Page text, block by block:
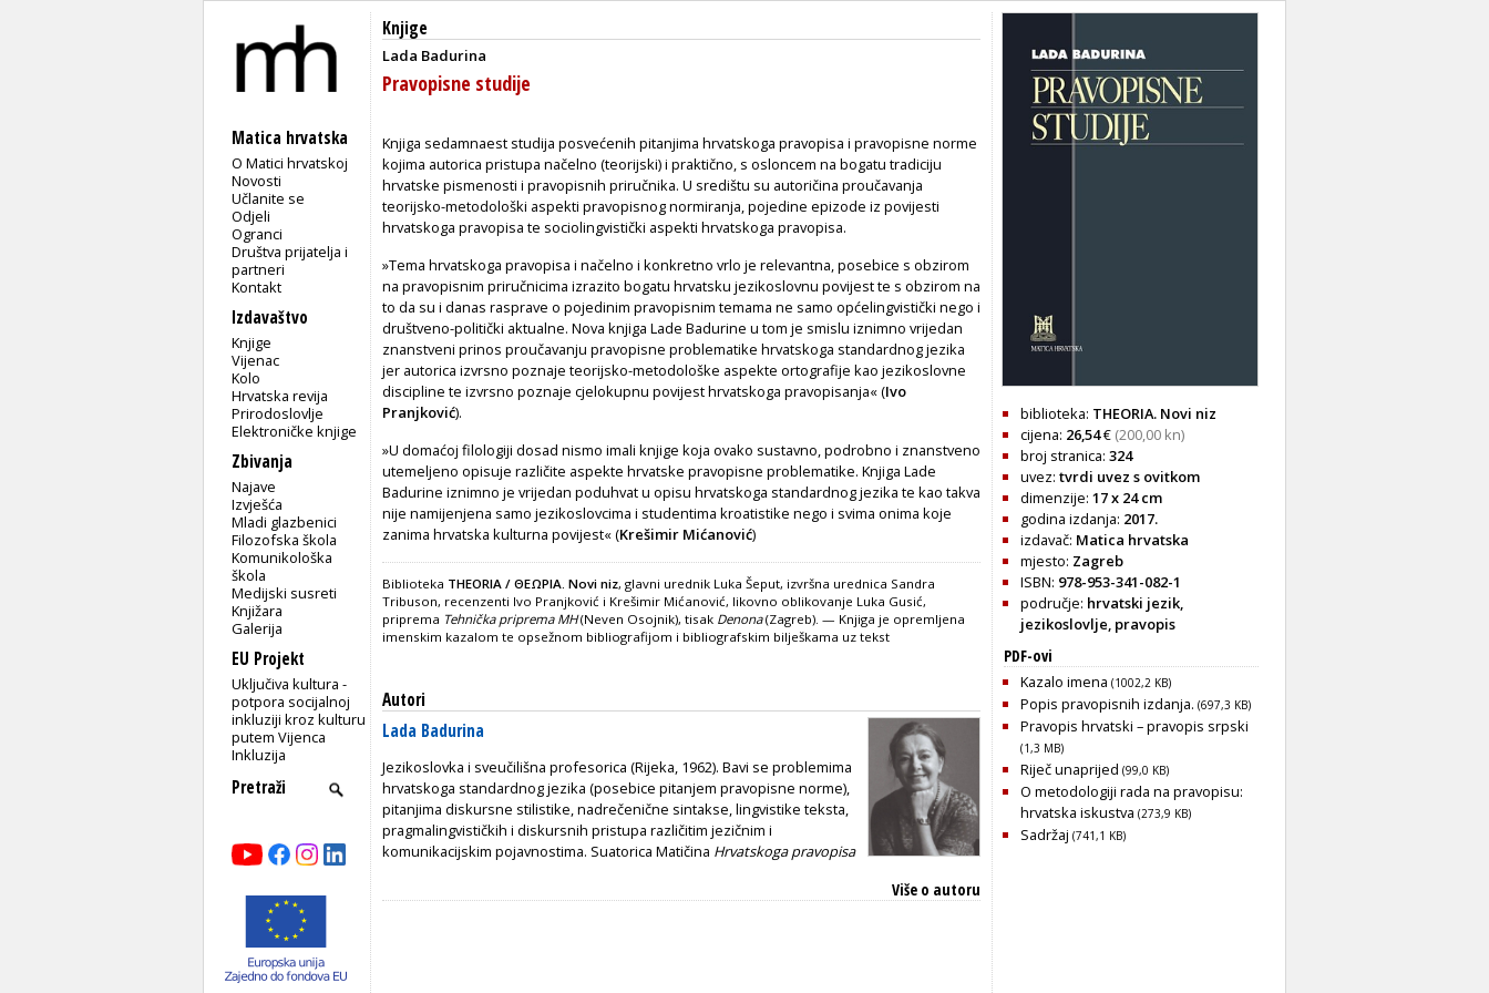
Matica hrvatska
O Matici hrvatskoj
Novosti
Učlanite se
Odjeli
Ogranci
Društva prijatelja i
partneri
Kontakt
Izdavaštvo
Knjige
Vijenac
Kolo
Hrvatska revija
Prirodoslovlje
Elektroničke knjige
Zbivanja
Najave
Izvješća
Mladi glazbenici
Filozofska škola
Komunikološka
škola
Medijski susreti
Knjižara
Galerija
EU Projekt
Uključiva kultura -
potpora socijalnoj
inkluziji kroz kulturu
putem Vijenca
Inkluzija
Knjige
Lada Badurina
Pravopisne studije
Knjiga sedamnaest studija posvećenih pitanjima hrvatskoga pravopisa i pravopisne norme
kojima autorica pristupa načelno (teorijski) i praktično, s osloncem na bogatu tradiciju
hrvatske pismenosti i pravopisnih priručnika. U središtu su autoričina proučavanja
teorijsko-metodološki aspekti pravopisnog normiranja, pojedine epizode iz povijesti
hrvatskoga pravopisa te sociolingvistički aspekti hrvatskoga pravopisa.
»Tema hrvatskoga pravopisa i načelno i konkretno vrlo je relevantna, posebice s obzirom
na pravopisnim priručnicima izrazito bogatu hrvatsku jezikoslovnu povijest te s obzirom na
to da su i danas rasprave o pojedinim pravopisnim temama ne samo općelingvistički nego i
društveno-politički aktualne. Nova knjiga Lade Badurine u tom je smislu iznimno vrijedan
znanstveni prinos proučavanju pravopisne problematike hrvatskoga standardnog jezika
jer autorica izvrsno poznaje teorijsko-metodološke aspekte ortografije kao jezikoslovne
discipline te izvrsno poznaje cjelokupnu povijest hrvatskoga pravopisanja« (Ivo
Pranjković).
»U domaćoj filologiji dosad nismo imali knjige koja ovako sustavno, podrobno i znanstveno
utemeljeno opisuje različite aspekte hrvatske pravopisne problematike. Knjiga Lade
Badurine iznimno je vrijedan poduhvat u opisu hrvatskoga standardnog jezika te kao takva
nije namijenjena samo jezikoslovcima i studentima kroatistike nego i svima onima koje
zanima hrvatska kulturna povijest« (Krešimir Mićanović)
Biblioteka THEORIA / ΘΕΩΡΙΑ. Novi niz, glavni urednik Luka Šeput, izvršna urednica Sandra
Tribuson, recenzenti Ivo Pranjković i Krešimir Mićanović, likovno oblikovanje Luka Gusić,
priprema Tehnička priprema MH(Neven Osojnik), tisak Denona(Zagreb). — Knjiga je opremljena
imenskim kazalom te opsežnom bibliografijom i bibliografskim bilješkama uz tekst
Autori
Lada Badurina
Jezikoslovka i sveučilišna profesorica (Rijeka, 1962). Bavi se problemima
hrvatskoga standardnog jezika (posebice pitanjem pravopisne norme),
pitanjima diskursne stilistike, nadrečenične sintakse, lingvistike teksta,
pragmalingvističkih i diskursnih pristupa razli­čitim jezičnim i
komunikacijskim pojavnostima. Suatorica Matičina Hrvatskoga pravopisa
Više o autoru
biblioteka: THEORIA. Novi niz
cijena: 26,54€ (200,00 kn)
broj stranica: 324
uvez: tvrdi uvez s ovitkom
dimenzije: 17 x 24 cm
godina izdanja: 2017.
izdavač: Matica hrvatska
mjesto: Zagreb
ISBN: 978-953-341-082-1
područje: hrvatski jezik,
jezikoslovlje, pravopis
PDF-ovi
Kazalo imena (1002,2 KB)
Popis pravopisnih izdanja. (697,3 KB)
Pravopis hrvatski – pravopis srpski
(1,3 MB)
Riječ unaprijed (99,0 KB)
O metodologiji rada na pravopisu:
hrvatska iskustva (273,9 KB)
Sadržaj (741,1 KB)